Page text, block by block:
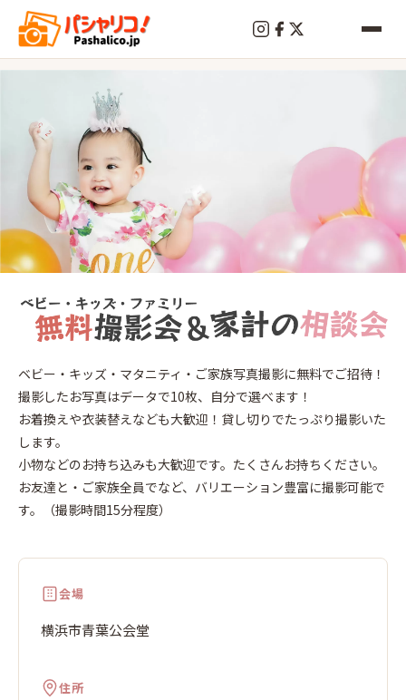
終
了
横
浜
青
ベビー・キッズ・マタニティ・ご家族写真撮影に無料でご招待！
撮影したお写真はデータで10枚、自分で選べます！
お着換えや衣装替えなども大歓迎！貸し切りでたっぷり撮影いた
します。
小物などのお持ち込みも大歓迎です。たくさんお持ちください。
お友達と・ご家族全員でなど、バリエーション豊富に撮影可能で
す。（撮影時間15分程度）
会場
横浜市青葉公会堂
住所